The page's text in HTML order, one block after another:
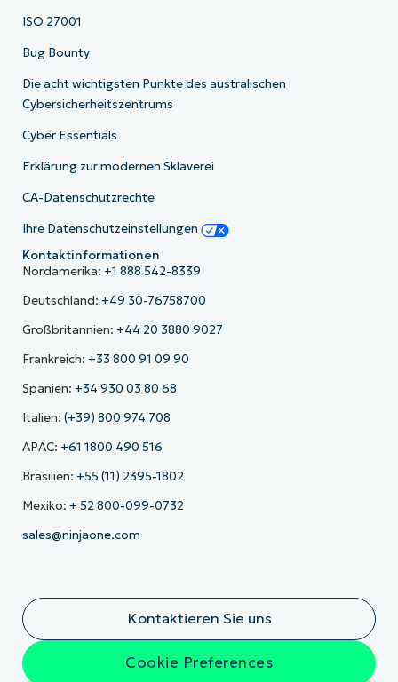
ISO 27001
Bug Bounty
Die acht wichtigsten Punkte des australischen
Cybersicherheitszentrums
Cyber Essentials
Erklärung zur modernen Sklaverei
CA-Datenschutzrechte
Ihre Datenschutzeinstellungen
Kontaktinformationen
Nordamerika: +1 888 542-8339
Deutschland: +49 30-76758700
Großbritannien: +44 20 3880 9027
Frankreich: +33 800 91 09 90
Spanien: +34 930 03 80 68
Italien: (+39) 800 974 708
APAC: +61 1800 490 516
Brasilien: +55 (11) 2395-1802
Mexiko: + 52 800-099-0732
sales@ninjaone.com
Kontaktieren Sie uns
Cookie Preferences